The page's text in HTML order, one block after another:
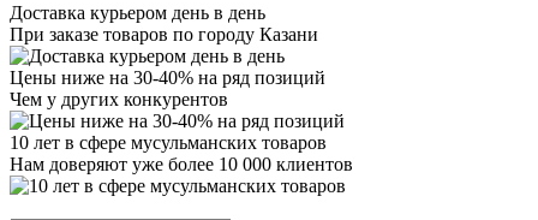
Доставка курьером день в день
При заказе товаров по городу Казани
Цены ниже на 30-40% на ряд позиций
Чем у других конкурентов
10 лет в сфере мусульманских товаров
Нам доверяют уже более 10 000 клиентов